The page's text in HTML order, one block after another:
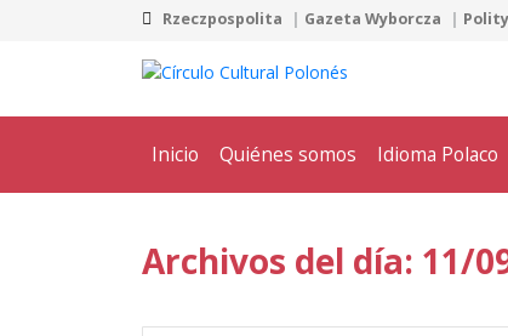
Rzeczpospolita Gazeta Wyborcza
Inicio Quiénes somos Idioma Polaco
Archivos del día: 11/